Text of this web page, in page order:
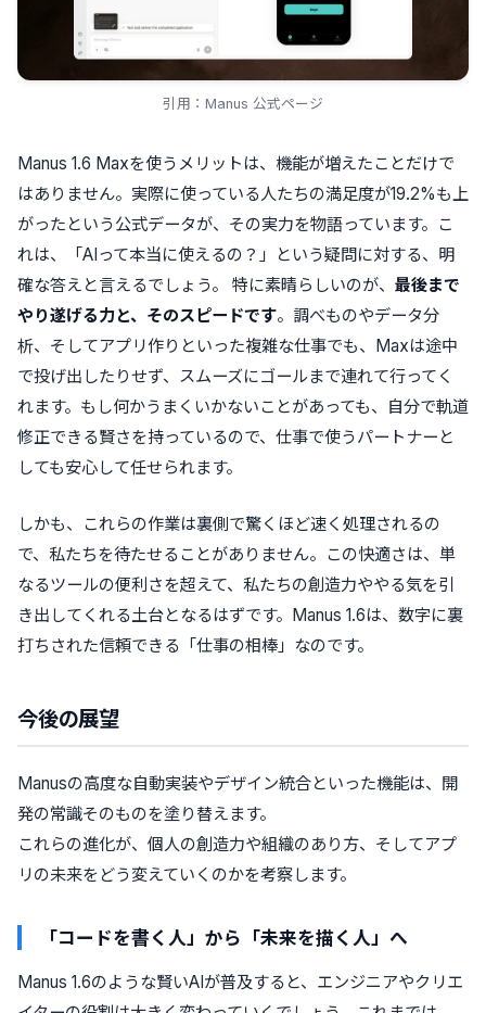
引用：Manus 公式ページ
Manus 1.6 Maxを使うメリットは、機能が増えたことだけで
はありません。実際に使っている人たちの満足度が19.2%も上
がったという公式データが、その実力を物語っています。こ
れは、「AIって本当に使えるの？」という疑問に対する、明
確な答えと言えるでしょう。 特に素晴らしいのが、 最後まで
やり遂げる力と、そのスピードです。調べものやデータ分
析、そしてアプリ作りといった複雑な仕事でも、Maxは途中
で投げ出したりせず、スムーズにゴールまで連れて行ってく
れます。もし何かうまくいかないことがあっても、自分で軌道
修正できる賢さを持っているので、仕事で使うパートナーと
しても安心して任せられます。
しかも、これらの作業は裏側で驚くほど速く処理されるの
で、私たちを待たせることがありません。この快適さは、単
なるツールの便利さを超えて、私たちの創造力ややる気を引
き出してくれる土台となるはずです。Manus 1.6は、数字に裏
打ちされた信頼できる「仕事の相棒」なのです。
今後の展望
Manusの高度な自動実装やデザイン統合といった機能は、開
発の常識そのものを塗り替えます。
これらの進化が、個人の創造力や組織のあり方、そしてアプ
リの未来をどう変えていくのかを考察します。
「コードを書く人」から「未来を描く人」へ
Manus 1.6のような賢いAIが普及すると、エンジニアやクリエ